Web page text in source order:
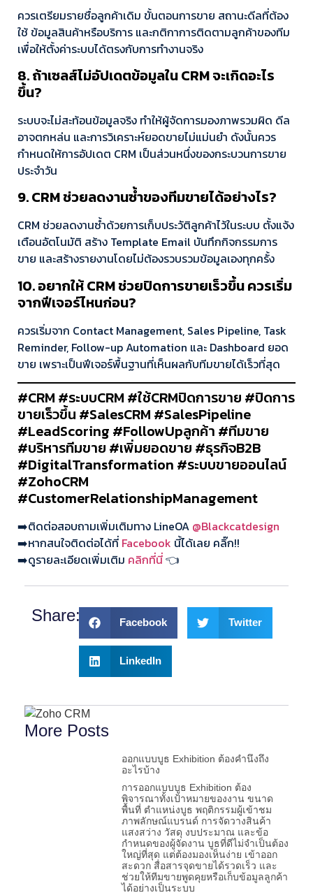
ควรเตรียมรายชื่อลูกค้าเดิม ขั้นตอนการขาย สถานะดีลที่ต้อง
ใช้ ข้อมูลสินค้าหรือบริการ และกติกาการติดตามลูกค้าของทีม
เพื่อให้ตั้งค่าระบบได้ตรงกับการทำงานจริง
8. ถ้าเซลส์ไม่อัปเดตข้อมูลใน CRM จะเกิดอะไร
ขึ้น?
ระบบจะไม่สะท้อนข้อมูลจริง ทำให้ผู้จัดการมองภาพรวมผิด ดีล
อาจตกหล่น และการวิเคราะห์ยอดขายไม่แม่นยำ ดังนั้นควร
กำหนดให้การอัปเดต CRM เป็นส่วนหนึ่งของกระบวนการขาย
ประจำวัน
9. CRM ช่วยลดงานซ้ำของทีมขายได้อย่างไร?
CRM ช่วยลดงานซ้ำด้วยการเก็บประวัติลูกค้าไว้ในระบบ ตั้งแจ้ง
เตือนอัตโนมัติ สร้าง Template Email บันทึกกิจกรรมการ
ขาย และสร้างรายงานโดยไม่ต้องรวบรวมข้อมูลเองทุกครั้ง
10. อยากให้ CRM ช่วยปิดการขายเร็วขึ้น ควรเริ่ม
จากฟีเจอร์ไหนก่อน?
ควรเริ่มจาก Contact Management, Sales Pipeline, Task
Reminder, Follow-up Automation และ Dashboard ยอด
ขาย เพราะเป็นฟีเจอร์พื้นฐานที่เห็นผลกับทีมขายได้เร็วที่สุด
#CRM #ระบบCRM #ใช้CRMปิดการขาย #ปิดการ
ขายเร็วขึ้น #SalesCRM #SalesPipeline
#LeadScoring #FollowUpลูกค้า #ทีมขาย
#บริหารทีมขาย #เพิ่มยอดขาย #ธุรกิจB2B
#DigitalTransformation #ระบบขายออนไลน์
#ZohoCRM
#CustomerRelationshipManagement
➡️ติดต่อสอบถามเพิ่มเติมทาง LineOA @Blackcatdesign
➡️หากสนใจติดต่อได้ที่ Facebook นี้ได้เลย คลิ๊ก!!
➡️ดูรายละเอียดเพิ่มเติม คลิกที่นี่👈
Share: Facebook Twitter
LinkedIn
More Posts
ออกแบบบูธ Exhibition ต้องคำนึงถึง
อะไรบ้าง
การออกแบบบูธ Exhibition ต้อง
พิจารณาทั้งเป้าหมายของงาน ขนาด
พื้นที่ ตำแหน่งบูธ พฤติกรรมผู้เข้าชม
ภาพลักษณ์แบรนด์ การจัดวางสินค้า
แสงสว่าง วัสดุ งบประมาณ และข้อ
กำหนดของผู้จัดงาน บูธที่ดีไม่จำเป็นต้อง
ใหญ่ที่สุด แต่ต้องมองเห็นง่าย เข้าออก
สะดวก สื่อสารจุดขายได้รวดเร็ว และ
ช่วยให้ทีมขายพูดคุยหรือเก็บข้อมูลลูกค้า
ได้อย่างเป็นระบบ